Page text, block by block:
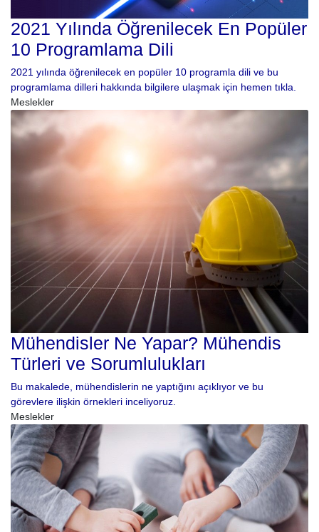
2021 Yılında Öğrenilecek En Popüler
10 Programlama Dili
2021 yılında öğrenilecek en popüler 10 programla dili ve bu
programlama dilleri hakkında bilgilere ulaşmak için hemen tıkla.
Meslekler
Mühendisler Ne Yapar? Mühendis
Türleri ve Sorumlulukları
Bu makalede, mühendislerin ne yaptığını açıklıyor ve bu
görevlere ilişkin örnekleri inceliyoruz.
Meslekler